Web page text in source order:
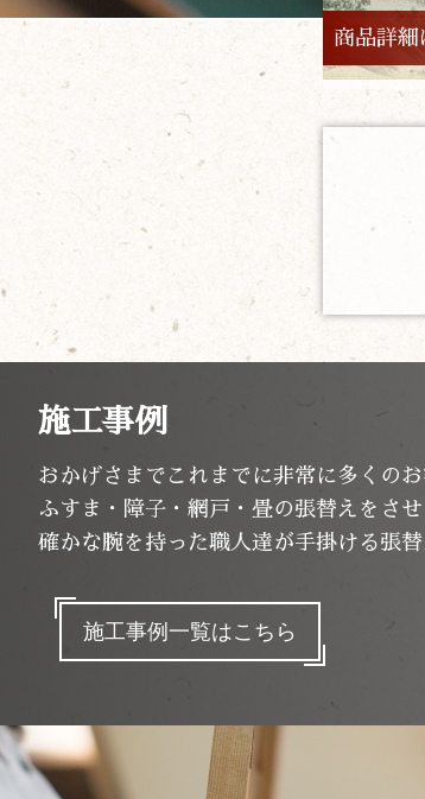
商品詳細
施工事例
おかげさまでこれまでに非常に多くの
ふすま・障子・網戸・畳の張替えをさ
確かな腕を持った職人達が手掛ける張
施工事例一覧はこちら